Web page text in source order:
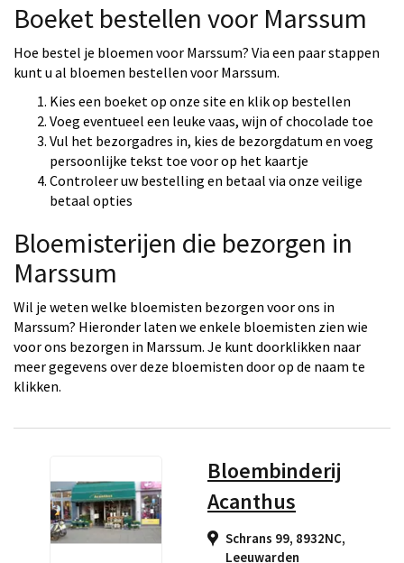
Boeket bestellen voor Marssum
Hoe bestel je bloemen voor Marssum? Via een paar stappen
kunt u al bloemen bestellen voor Marssum.
Kies een boeket op onze site en klik op bestellen
Voeg eventueel een leuke vaas, wijn of chocolade toe
Vul het bezorgadres in, kies de bezorgdatum en voeg
persoonlijke tekst toe voor op het kaartje
Controleer uw bestelling en betaal via onze veilige
betaal opties
Bloemisterijen die bezorgen in
Marssum
Wil je weten welke bloemisten bezorgen voor ons in
Marssum? Hieronder laten we enkele bloemisten zien wie
voor ons bezorgen in Marssum. Je kunt doorklikken naar
meer gegevens over deze bloemisten door op de naam te
klikken.
Bloembinderij
Acanthus
Schrans 99, 8932NC,
Leeuwarden